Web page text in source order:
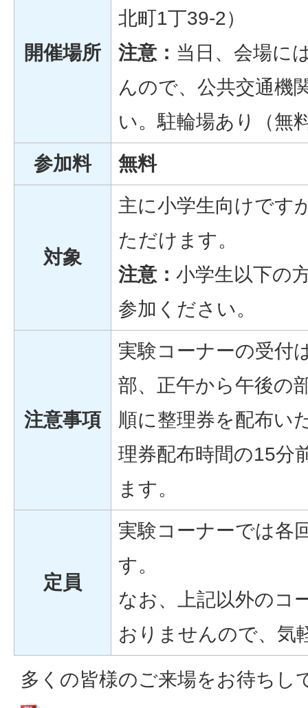
開催場所
北町1丁39-2）
注意： 当日、会場に
んので、公共交通機
い。駐輪場あり（無
参加料
無料
対象
主に小学生向けです
ただけます。
注意： 小学生以下の
参加ください。
注意事項
実験コーナーの受付
部、正午から午後の
順に整理券を配布い
理券配布時間の15分
ます。
定員
実験コーナーでは各
す。
なお、上記以外のコ
おりませんので、気
多くの皆様のご来場をお待ちし